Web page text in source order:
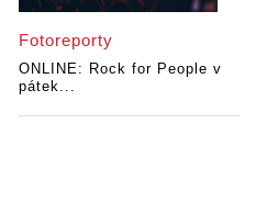
Fotoreporty
ONLINE: Rock for People v
pátek...